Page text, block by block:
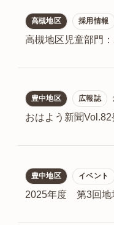
高槻地区 採用情報
高槻地区児童部門
豊中地区 広報誌
おはよう新聞Vol.82
豊中地区 イベント
2025年度 第3回地